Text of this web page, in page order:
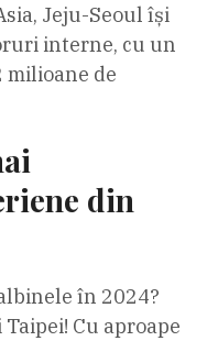
Jeju-Seoul își
interne, cu un
milioane de
din
în 2024?
Cu aproape